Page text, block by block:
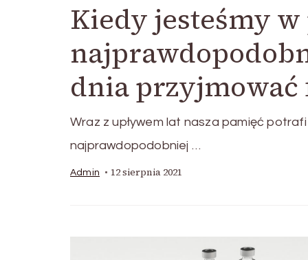
Kiedy jesteśmy
dnia
Wraz z upływem lat nasza pamięć
najprawdopodobniej …
Admin 12 sierpnia 2021